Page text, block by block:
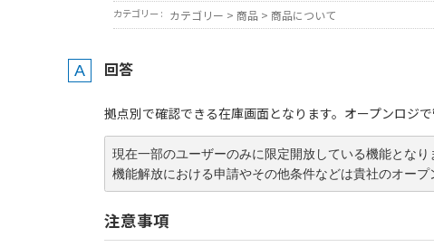
カテゴリー : カテゴリー > 商品 > 商品について
回答
拠点別で確認できる在庫画面となります。オープンロジ
現在一部のユーザーのみに限定開放している機能とな
機能解放における申請やその他条件などは貴社のオー
注意事項